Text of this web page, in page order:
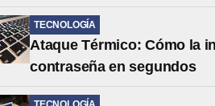
TECNOLOGÍA
Ataque Térmico: Cómo la
contraseña en segundos